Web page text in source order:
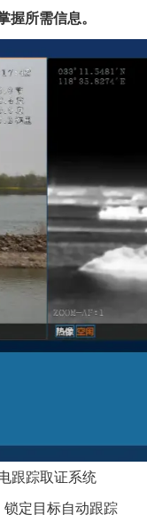
握所需信息。
跟踪取证系统
定目标自动跟踪